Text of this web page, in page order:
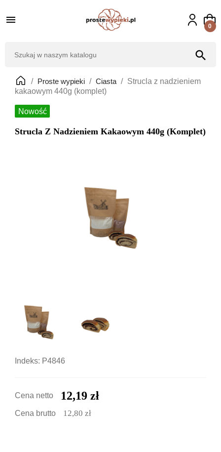
search

0
Proste wypieki Ciasta
Strucla z nadzieniem
kakaowym 440g (komplet)
Nowość
Strucla Z Nadzieniem Kakaowym 440g (komplet)
Indeks: P4846
Cena netto 12,19 zł
Cena brutto 12,80 zł